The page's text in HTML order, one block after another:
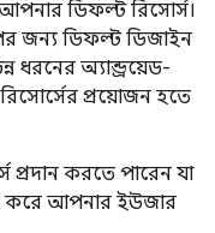
ডিফল্ট রিসোর্স।
জন্য ডিফল্ট ডিজাইন
ধরনের অ্যান্ড্রয়েড-
প্রয়োজন হতে
প্রদান করতে পারেন যা
করে আপনার ইউজার